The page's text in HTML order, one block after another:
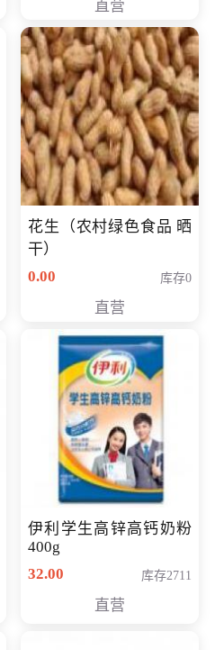
直营
花生（农村绿色食品 晒
干）
0.00
库存0
直营
伊利学生高锌高钙奶粉
400g
32.00
库存2711
直营